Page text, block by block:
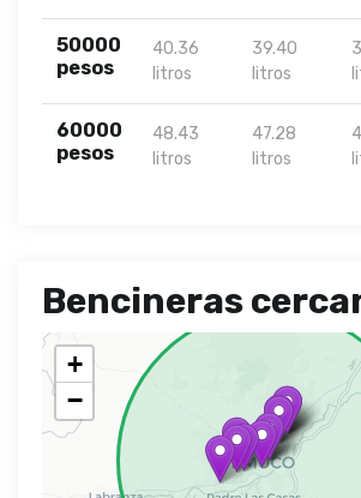
50000
pesos
40.36
litros
39.40
litros
60000
pesos
48.43
litros
47.28
litros
Bencineras
+
−